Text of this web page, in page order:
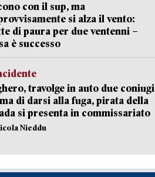
con il sup, ma
si alza il vento:
di paura per due ventenni –
è successo
travolge in auto due coniugi
di darsi alla fuga, pirata della
si presenta in commissariato
Nieddu